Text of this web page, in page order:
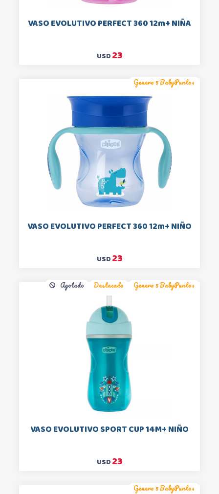
VASO EVOLUTIVO PERFECT 360 12m+ NIÑA
USD23
Genera 5 BabyPuntos
VASO EVOLUTIVO PERFECT 360 12m+ NIÑO
USD23
Agotado Destacado Genera 5 BabyPuntos
VASO EVOLUTIVO SPORT CUP 14M+ NIÑO
USD23
Genera 5 BabyPuntos